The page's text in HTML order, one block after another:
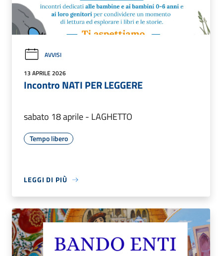
AVVISI
13 APRILE 2026
Incontro NATI PER LEGGERE
sabato 18 aprile - LAGHETTO
Tempo libero
LEGGI DI PIÙ